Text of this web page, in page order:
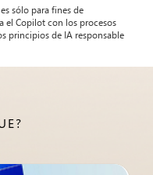
sólo para fines de
el Copilot con los procesos
principios de IA responsable